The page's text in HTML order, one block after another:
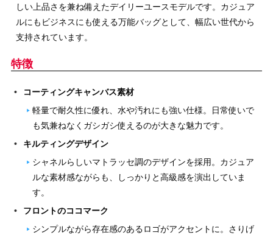
しい上品さを兼ね備えたデイリーユースモデルです。カジュア
ルにもビジネスにも使える万能バッグとして、幅広い世代から
支持されています。
特徴
コーティングキャンバス素材
軽量で耐久性に優れ、水や汚れにも強い仕様。日常使いで
も気兼ねなくガシガシ使えるのが大きな魅力です。
キルティングデザイン
シャネルらしいマトラッセ調のデザインを採用。カジュア
ルな素材感ながらも、しっかりと高級感を演出していま
す。
フロントのココマーク
シンプルながら存在感のあるロゴがアクセントに。さりげ